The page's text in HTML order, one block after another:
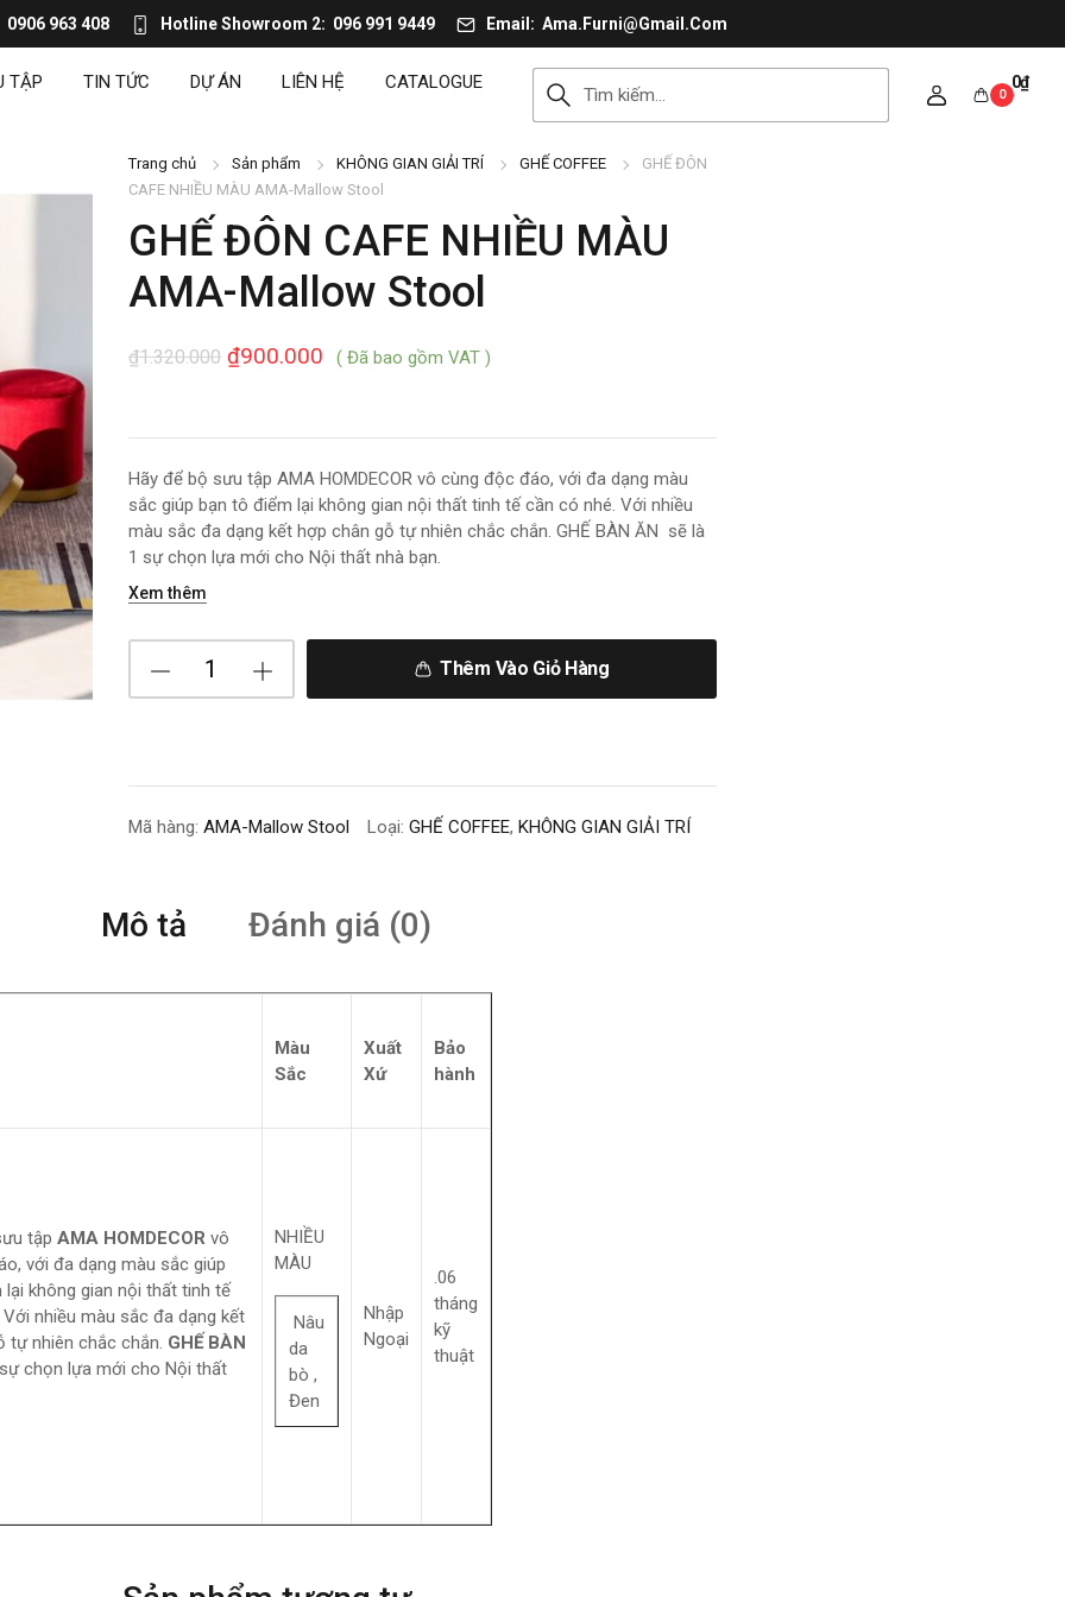
0906 963 408 Hotline Showroom 2 096 991 9449 Email Ama.Furni@Gmail.Com
TẬP TIN TỨC DỰ ÁN LIÊN HỆ CATALOGUE 0₫
0
Trang chủ Sản phẩm KHÔNG GIAN GIẢI TRÍ GHẾ COFFEE
GHẾ ĐÔN
CAFE NHIỀU MÀU AMA-Mallow Stool
GHẾ ĐÔN CAFE NHIỀU MÀU
AMA-Mallow Stool
1.320.000
₫ 900.000
₫ ( Đã bao gồm VAT )
Hãy để bộ sưu tập AMA HOMDECOR vô cùng độc đáo, với đa dạng màu
sắc giúp bạn tô điểm lại không gian nội thất tinh tế cần có nhé. Với nhiều
màu sắc đa dạng kết hợp chân gỗ tự nhiên chắc chắn. GHẾ BÀN ĂN sẽ là
1 sự chọn lựa mới cho Nội thất nhà bạn.
Xem thêm
Thêm Vào Giỏ Hàng
Mã hàng: AMA-Mallow Stool Loại: GHẾ COFFEE, KHÔNG GIAN GIẢI TRÍ
Mô tả Đánh giá (0)
Màu
Sắc
Xuất
Xứ
Bảo
hành
tập AMA HOMDECOR vô
với đa dạng màu sắc giúp
lại không gian nội thất tinh tế
nhiều màu sắc đa dạng kết
tự nhiên chắc chắn. GHẾ BÀN
chọn lựa mới cho Nội thất
NHIỀU
MÀU
Nâu
da
bò ,
Đen
Nhập
Ngoại
.06
tháng
kỹ
thuật